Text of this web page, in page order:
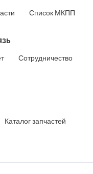
Список МКПП
Сотрудничество
Каталог запчастей